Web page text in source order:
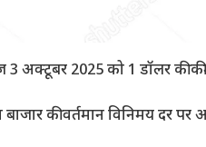
अक्टूबर 2025 को 1 डॉलर की
की वर्तमान विनिमय दर